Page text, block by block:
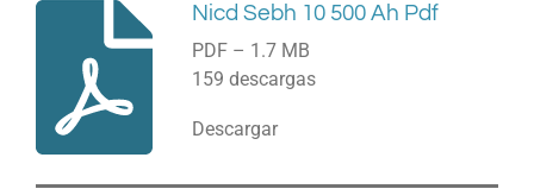
Nicd Sebh 10 500 Ah Pdf
PDF – 1.7 MB
159 descargas
Descargar